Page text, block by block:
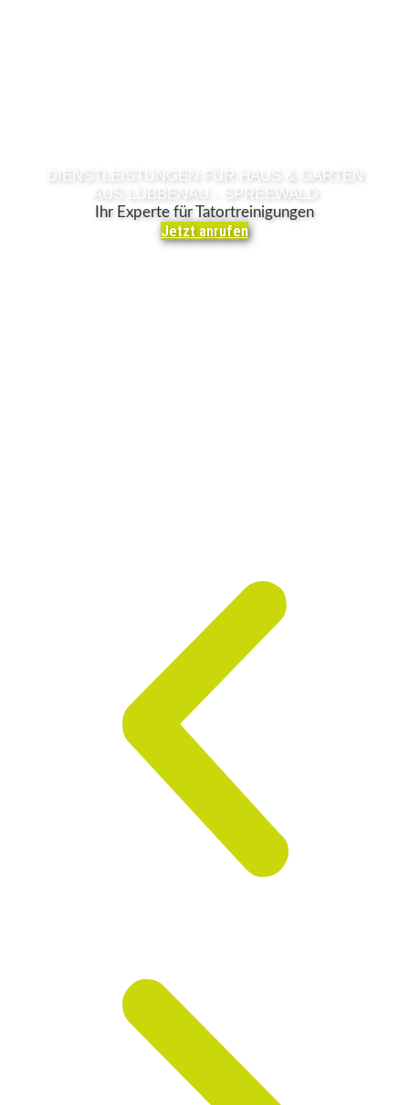
DIENSTLEISTUNGEN FÜR HAUS & GARTEN
AUS LÜBBENAU - SPREEWALD
Ihr Experte für Tatortreinigungen
Jetzt anrufen